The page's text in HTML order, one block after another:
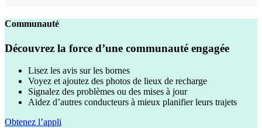
Communauté
Découvrez la force d’une communauté engagée
Lisez les avis sur les bornes
Voyez et ajoutez des photos de lieux de recharge
Signalez des problèmes ou des mises à jour
Aidez d’autres conducteurs à mieux planifier leurs trajets
Obtenez l’appli